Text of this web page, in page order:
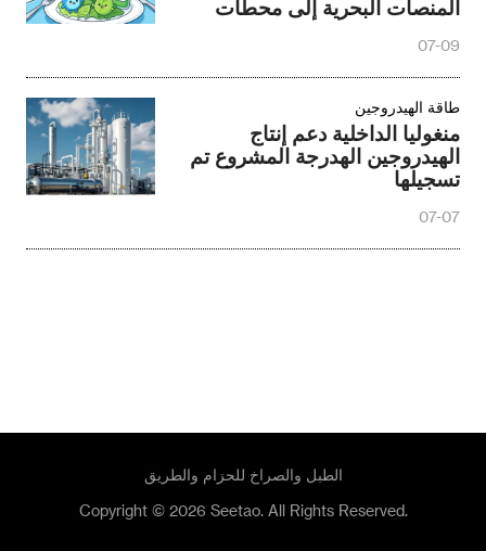
المنصات البحرية إلى محطات
07-09
طاقة الهيدروجين
منغوليا الداخلية دعم إنتاج
الهيدروجين الهدرجة المشروع تم
تسجيلها
07-07
الطبل والصراخ للحزام والطريق
Copyright © 2026 Seetao. All Rights Reserved.